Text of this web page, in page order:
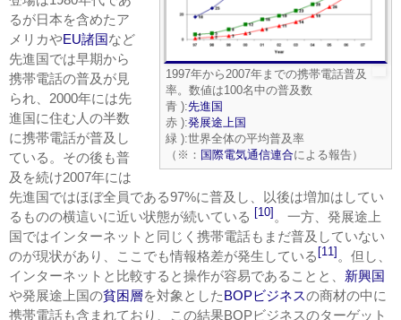
1997年から2007年までの携帯電話普及
率。数値は100名中の普及数
青 ):先進国
赤 ):発展途上国
緑 ):世界全体の平均普及率
（※： 国際電気通信連合による報告）
るが日本を含めたア
メリカやEU諸国など
先進国では早期から
携帯電話の普及が見
られ、2000年には先
進国に住む人の半数
に携帯電話が普及し
ている。その後も普
及を続け2007年には
先進国ではほぼ全員である97%に普及し、以後は増加はしてい
るものの横這いに近い状態が続いている
[10] 。一方、発展途上
国ではインターネットと同じく携帯電話もまだ普及していない
のが現状があり、ここでも情報格差が発生している [11] 。但し、
インターネットと比較すると操作が容易であることと、 新興国
や発展途上国の貧困層を対象としたBOPビジネスの商材の中に
携帯電話も含まれており、この結果BOPビジネスのターゲット